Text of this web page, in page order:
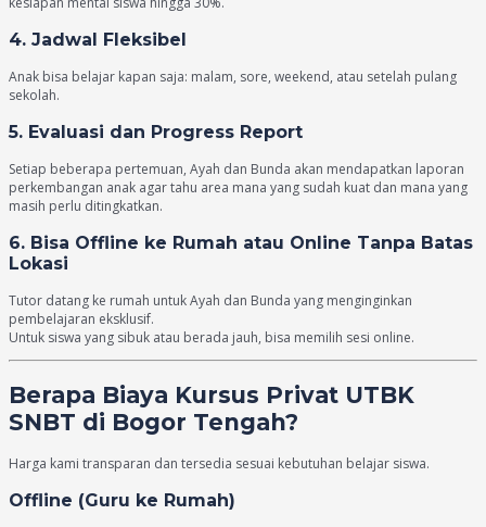
4. Jadwal Fleksibel
Anak bisa belajar kapan saja: malam, sore, weekend, atau setelah pulang
sekolah.
5. Evaluasi dan Progress Report
Setiap beberapa pertemuan, Ayah dan Bunda akan mendapatkan laporan
perkembangan anak agar tahu area mana yang sudah kuat dan mana yang
masih perlu ditingkatkan.
6. Bisa Offline ke Rumah atau Online Tanpa Batas
Lokasi
Tutor datang ke rumah untuk Ayah dan Bunda yang menginginkan
pembelajaran eksklusif.
Untuk siswa yang sibuk atau berada jauh, bisa memilih sesi online.
Berapa Biaya Kursus Privat UTBK
SNBT di Bogor Tengah?
Harga kami transparan dan tersedia sesuai kebutuhan belajar siswa.
Offline (Guru ke Rumah)